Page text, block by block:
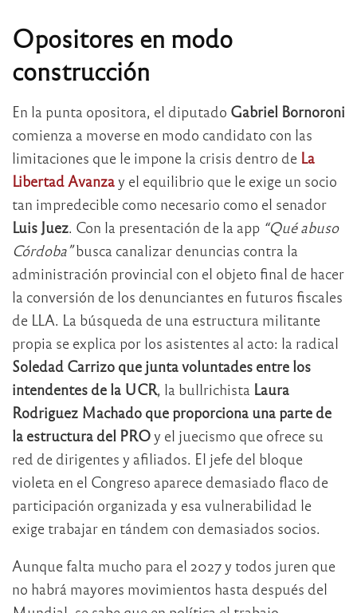
Opositores en modo
construcción
En la punta opositora, el diputado Gabriel Bornoroni
comienza a moverse en modo candidato con las
limitaciones que le impone la crisis dentro de La
Libertad Avanzay el equilibrio que le exige un socio
tan impredecible como necesario como el senador
Luis Juez. Con la presentación de la app “Qué abuso
Córdoba”busca canalizar denuncias contra la
administración provincial con el objeto final de hacer
la conversión de los denunciantes en futuros fiscales
de LLA. La búsqueda de una estructura militante
propia se explica por los asistentes al acto: la radical
Soledad Carrizo que junta voluntades entre los
intendentes de la UCR, la bullrichista Laura
Rodriguez Machado que proporciona una parte de
la estructura del PROy el juecismo que ofrece su
red de dirigentes y afiliados. El jefe del bloque
violeta en el Congreso aparece demasiado flaco de
participación organizada y esa vulnerabilidad le
exige trabajar en tándem con demasiados socios.
Aunque falta mucho para el 2027 y todos juren que
no habrá mayores movimientos hasta después del